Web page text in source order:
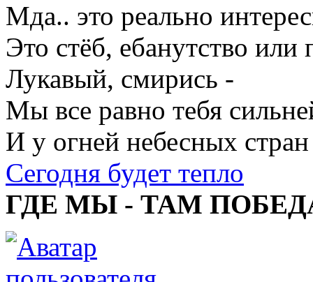
Мда.. это реально
Это стёб, ебанутство
Лукавый, смирись -
Мы все равно тебя
И у огней небесных стран
Сегодня будет тепло
ГДЕ МЫ - ТАМ